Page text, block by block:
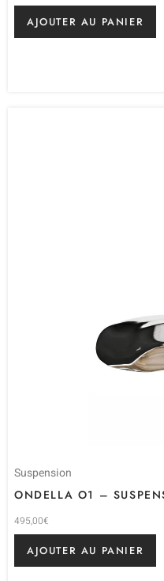
AJOUTER AU PANIER
Suspension
ONDELLA O1 –
495,00€
AJOUTER AU PANIER